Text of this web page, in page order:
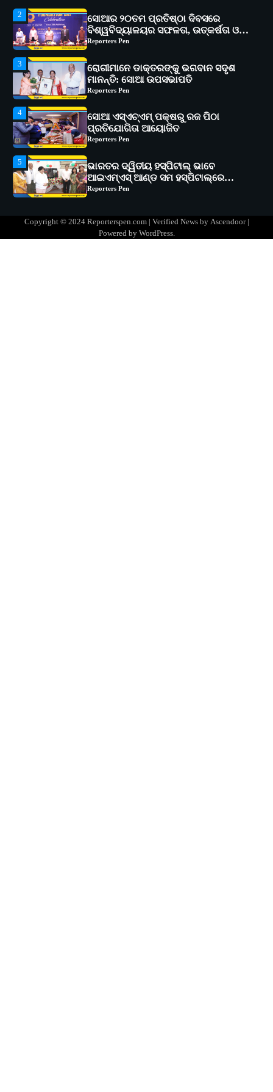
3
ରୋଗୀମାନେ ଡାକ୍ତରଙ୍କୁ ଭଗବାନ ସଦୃଶ
ମାନନ୍ତି: ସୋଆ ଉପସଭାପତି
Reporters Pen
4
ସୋଆ ଏସ୍‌ଏଚ୍‌ଏମ୍ ପକ୍ଷରୁ ରଜ ପିଠା
ପ୍ରତିଯୋଗିତା ଆୟୋଜିତ
Reporters Pen
5
ଭାରତର ଦ୍ୱିତୀୟ ହସ୍ପିଟାଲ୍ ଭାବେ
ଆଇଏମ୍‌ଏସ୍ ଆଣ୍ଡ ସମ ହସ୍ପିଟାଲ୍‌ରେ
ଅତ୍ୟାଧୁନିକ ଡିଜିସ୍କାନର ସ୍ଥାପନ
Reporters Pen
1
ସୋଆ ପକ୍ଷରୁ ରାୱେ କାର୍ଯ୍ୟକ୍ରମ ଅଧୀନରେ
୧୧ଟି ଗ୍ରାମରେ ୧୬ଟି କୃଷକ ପ୍ରଶିକ୍ଷଣ
କାର୍ଯ୍ୟକ୍ରମ ଆୟୋଜିତ
Reporters Pen
ବିଶ୍ୱବିଦ୍ୟାଳୟର ସଫଳତା, ଉତ୍କର୍ଷତା ଓ
ଅଗ୍ରଗତିର ସ୍ମୃତିଚାରଣ
Reporters Pen
Copyright © 2024 Reporterspen.com | Verified News by Ascendoor|
Powered by WordPress.